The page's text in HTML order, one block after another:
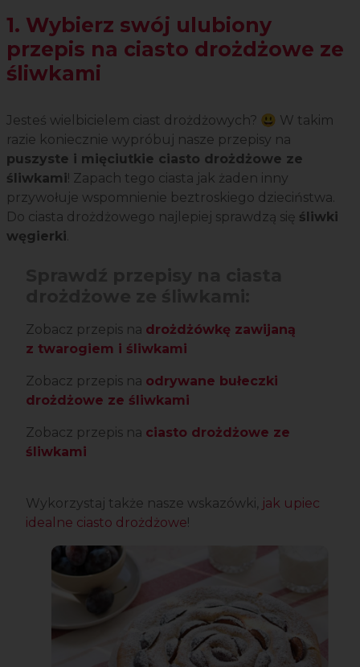
1. Wybierz swój ulubiony
przepis na ciasto drożdżowe ze
śliwkami
Jesteś wielbicielem ciast drożdżowych? 😃 W takim
razie koniecznie wypróbuj nasze przepisy na
puszyste i mięciutkie ciasto drożdżowe ze
śliwkami! Zapach tego ciasta jak żaden inny
przywołuje wspomnienie beztroskiego dzieciństwa.
Do ciasta drożdżowego najlepiej sprawdzą się śliwki
węgierki.
Zobacz przepis na drożdżówkę zawijaną
z twarogiem i śliwkami
Zobacz przepis na odrywane bułeczki
drożdżowe ze śliwkami
Zobacz przepis na ciasto drożdżowe ze
śliwkami
Wykorzystaj także nasze wskazówki, jak upiec
idealne ciasto drożdżowe!